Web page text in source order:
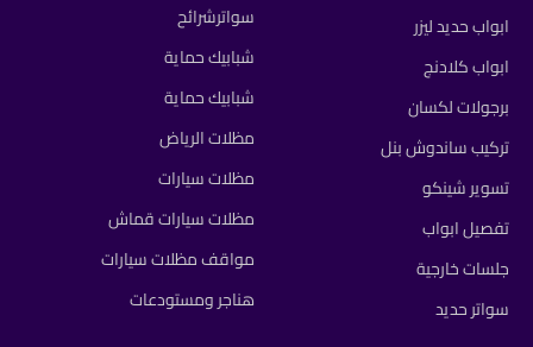
ابواب حديد ليزر
ابواب كلادنج
برجولات لكسان
تركيب ساندوش بنل
تسوير شينكو
تفصيل ابواب
جلسات خارجية
سواتر حديد
سواترشرائح
شبابيك حماية
شبابيك حماية
مظلات الرياض
مظلات سيارات
مظلات سيارات قماش
مواقف مظلات سيارات
هناجر ومستودعات